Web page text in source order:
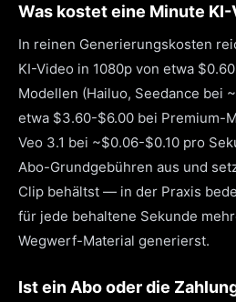
Was kostet eine Minute KI-
In reinen Generierungskosten
KI-Video in 1080p von etwa
Modellen (Hailuo, Seedance bei
etwa $3.60-$6.00 bei Premium-
Veo 3.1 bei ~$0.06-$0.10 pro
Abo-Grundgebühren aus und
Clip behältst — in der Praxis
für jede behaltene Sekunde
Wegwerf-Material generierst.
Ist ein Abo oder die